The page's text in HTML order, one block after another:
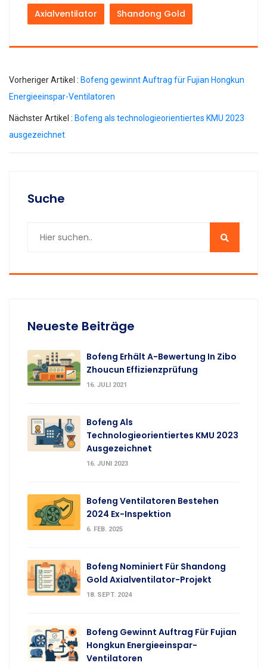
Suche
Neueste Beiträge
Bofeng Erhält A-Bewertung In Zibo
Zhoucun Effizienzprüfung
16. JULI 2021
Bofeng Als
Technologieorientiertes KMU 2023
Ausgezeichnet
16. JUNI 2023
Bofeng Ventilatoren Bestehen
2024 Ex-Inspektion
6. FEB. 2025
Bofeng Nominiert Für Shandong
Gold Axialventilator-Projekt
18. SEPT. 2024
Bofeng Gewinnt Auftrag Für Fujian
Hongkun Energieeinspar-
Ventilatoren
Axialventilator Shandong Gold
Vorheriger Artikel : Bofeng gewinnt Auftrag für Fujian Hongkun
Energieeinspar-Ventilatoren
Nächster Artikel : Bofeng als technologieorientiertes KMU 2023
ausgezeichnet